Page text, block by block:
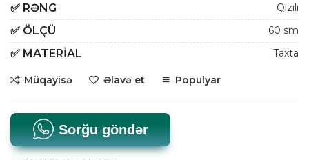
✅ RƏNG Qızılı
✅ ÖLÇÜ 60 sm
✅ MATERIAL Taxta
Müqayisə Əlavə et Populyar
Sorğu göndər